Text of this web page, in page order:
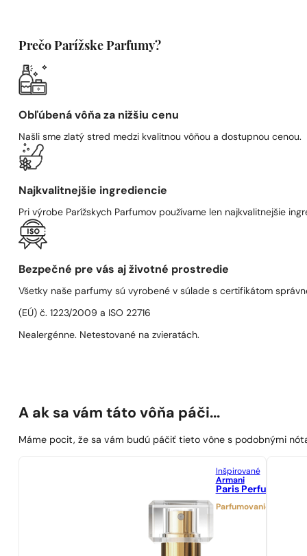
Prečo Parížske Parfumy?
Obľúbená vôňa za nižšiu cenu
Našli sme zlatý stred medzi kvalitnou vôňou a dostupnou cenou.
Najkvalitnejšie ingrediencie
Pri výrobe Parížskych Parfumov používame len najkvalitnejšie
Bezpečné pre vás aj životné prostredie
Všetky naše parfumy sú vyrobené v súlade s certifikátom
(EÚ) č. 1223/2009 a ISO 22716
Nealergénne. Netestované na zvieratách.
A ak sa vám táto vôňa páči...
Máme pocit, že sa vám budú páčiť tieto vône s podobnými
Inšpirované
Armani
Paris Perfumes N°
Parfumovanie 21%